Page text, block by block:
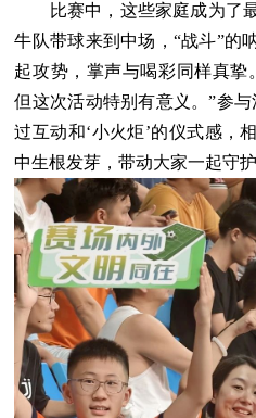
比赛中，这些家庭成为了最
牛队带球来到中场，“战斗”的
起攻势，掌声与喝彩同样真挚
但这次活动特别有意义。”参
过互动和‘小火炬’的仪式感，
中生根发芽，带动大家一起守